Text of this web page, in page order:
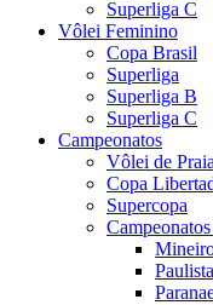
Superliga C
Vôlei Feminino
Copa Brasil
Superliga
Superliga B
Superliga C
Campeonatos
Vôlei de Praia
Copa
Supercopa
Paulista